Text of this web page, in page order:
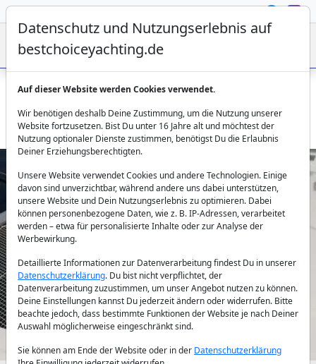
Katamaran Bodrum Nautitech 46 - Charter für 8 Gäste ab
Hafen
Previous Next
Datenschutz und Nutzungserlebnis auf
bestchoiceyachting.de
Auf dieser Website werden Cookies verwendet.
Wir benötigen deshalb Deine Zustimmung, um die Nutzung unserer
Website fortzusetzen. Bist Du unter 16 Jahre alt und möchtest der
Nutzung optionaler Dienste zustimmen, benötigst Du die Erlaubnis
Deiner Erziehungsberechtigten.
Unsere Website verwendet Cookies und andere Technologien. Einige
davon sind unverzichtbar, während andere uns dabei unterstützen,
unsere Website und Dein Nutzungserlebnis zu optimieren. Dabei
können personenbezogene Daten, wie z. B. IP-Adressen, verarbeitet
werden – etwa für personalisierte Inhalte oder zur Analyse der
Werbewirkung.
Detaillierte Informationen zur Datenverarbeitung findest Du in unserer
Datenschutzerklärung. Du bist nicht verpflichtet, der
Datenverarbeitung zuzustimmen, um unser Angebot nutzen zu können.
Deine Einstellungen kannst Du jederzeit ändern oder widerrufen. Bitte
beachte jedoch, dass bestimmte Funktionen der Website je nach Deiner
Auswahl möglicherweise eingeschränkt sind.
Sie können am Ende der Website oder in der Datenschutzerklärung